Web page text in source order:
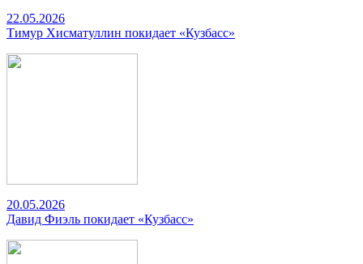
22.05.2026
Тимур Хисматуллин покидает «Кузбасс»
20.05.2026
Давид Фиэль покидает «Кузбасс»